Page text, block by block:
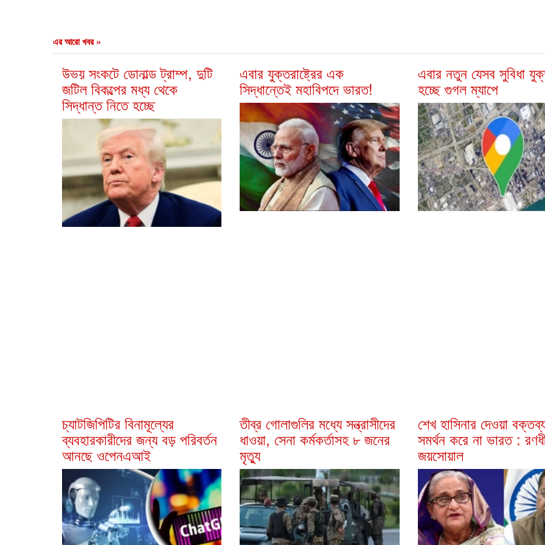
এর আরো খবর »
উভয় সংকটে ডোনাল্ড ট্রাম্প, দুটি
জটিল বিকল্পের মধ্য থেকে
সিদ্ধান্ত নিতে হচ্ছে
এবার যুক্তরাষ্ট্রের এক
সিদ্ধান্তেই মহাবিপদে ভারত!
এবার নতুন যেসব সুবিধা
হচ্ছে গুগল ম্যাপে
চ্যাটজিপিটির বিনামূল্যের
ব্যবহারকারীদের জন্য বড় পরিবর্তন
আনছে ওপেনএআই
তীব্র গোলাগুলির মধ্যে সন্ত্রাসীদের
ধাওয়া, সেনা কর্মকর্তাসহ ৮ জনের
মৃত্যু
শেখ হাসিনার দেওয়া
সমর্থন করে না ভারত :
জয়সোয়াল